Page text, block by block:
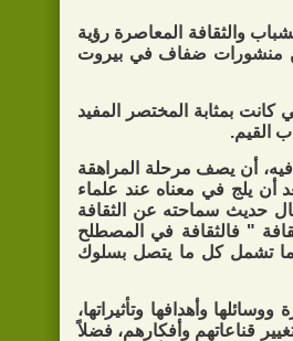
والثقافة المعاصرة رؤية
عن منشورات ضفاف في بيروت
كانت بمثابة المختصر المفيد
القيم.
أن يصف مرحلة المراهقة
أن يلج في معناه عند علماء
حديث سماحته عن الثقافة
" فالثقافة في المصطلح
تشمل كل ما يتصل بسلوك
وأهدافها وتأثيراتها،
قناعاتهم وأفكارهم، فضلاً